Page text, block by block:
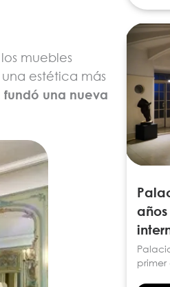
muebles
estética más
fundó una nueva